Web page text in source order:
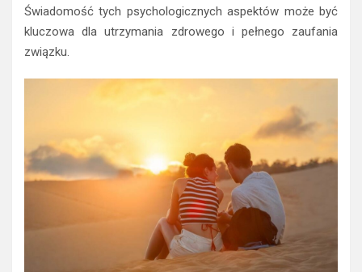
Świadomość tych psychologicznych aspektów może być
kluczowa dla utrzymania zdrowego i pełnego zaufania
związku.